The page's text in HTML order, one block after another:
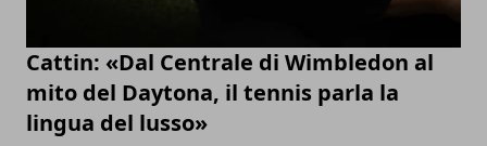
Cattin: «Dal Centrale di Wimbledon al
mito del Daytona, il tennis parla la
lingua del lusso»